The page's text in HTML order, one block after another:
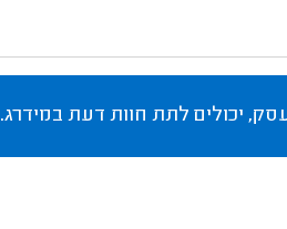
יכולים לתת חוות דעת במידרג.